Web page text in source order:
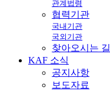
관계법령
협력기관
국내기관
국외기관
찾아오시는 길
KAF 소식
공지사항
보도자료